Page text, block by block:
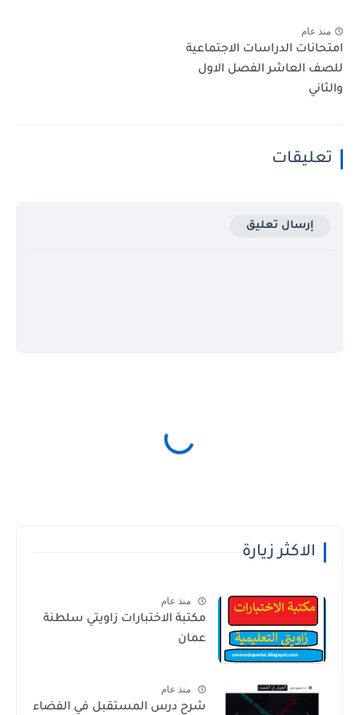
منذ عام
امتحانات الدراسات الاجتماعية
للصف العاشر الفصل الاول
والثاني
تعليقات
إرسال تعليق
الاكثر زيارة
منذ عام
مكتبة الاختبارات زاويتي سلطنة
عمان
منذ عام
شرح درس المستقبل في الفضاء